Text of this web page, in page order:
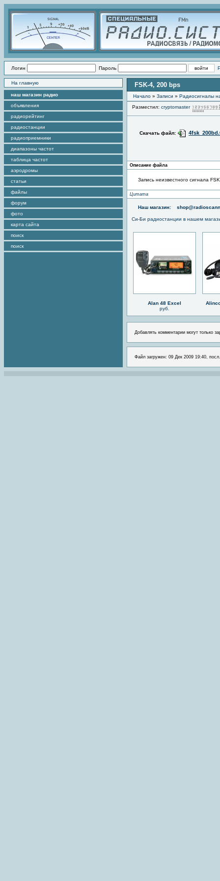
Логин Пароль
На главную
наш магазин радио
объявления
радиорейтинг
радиостанции
радиоприемники
диапазоны частот
таблица частот
аэродромы
статьи
файлы
форум
фото
карта сайта
поиск
поиск
FSK-4, 200 bps
Начало » Записи » Радиоcигналы
Разместил: cryptomaster
Скачать файл:
Описание файла
Запись неизвестного сигнала
Цитата
Наш магазин:
Си-Би радиостанции в нашем
Alan 48 Excel
руб.
Добавлять комментарии могут только
Файл загружен: 09 Дек 2009 19:40,